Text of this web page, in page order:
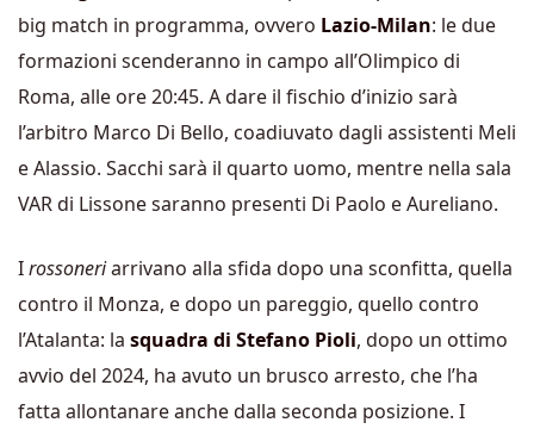
big match in programma, ovvero Lazio-Milan: le due
formazioni scenderanno in campo all’Olimpico di
Roma, alle ore 20:45. A dare il fischio d’inizio sarà
l’arbitro Marco Di Bello, coadiuvato dagli assistenti Meli
e Alassio. Sacchi sarà il quarto uomo, mentre nella sala
VAR di Lissone saranno presenti Di Paolo e Aureliano.
Irossoneriarrivano alla sfida dopo una sconfitta, quella
contro il Monza, e dopo un pareggio, quello contro
l’Atalanta: la squadra di Stefano Pioli, dopo un ottimo
avvio del 2024, ha avuto un brusco arresto, che l’ha
fatta allontanare anche dalla seconda posizione. I